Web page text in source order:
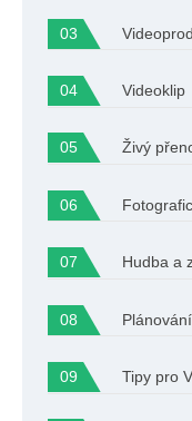
Videoklip
Živý
Hudba a
Tipy pro